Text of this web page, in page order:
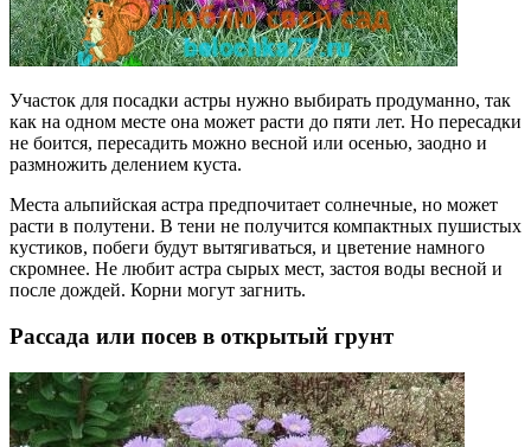
Участок для посадки астры нужно выбирать продуманно, так
как на одном месте она может расти до пяти лет. Но пересадки
не боится, пересадить можно весной или осенью, заодно и
размножить делением куста.
Места альпийская астра предпочитает солнечные, но может
расти в полутени. В тени не получится компактных пушистых
кустиков, побеги будут вытягиваться, и цветение намного
скромнее. Не любит астра сырых мест, застоя воды весной и
после дождей. Корни могут загнить.
Рассада или посев в открытый грунт